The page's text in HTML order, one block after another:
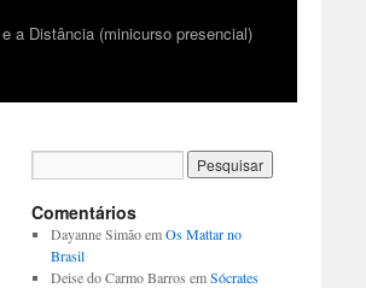
a Distância (minicurso presencial)
Comentários
Dayanne Simão emOs Mattar no
Brasil
Deise do Carmo Barros emSócrates